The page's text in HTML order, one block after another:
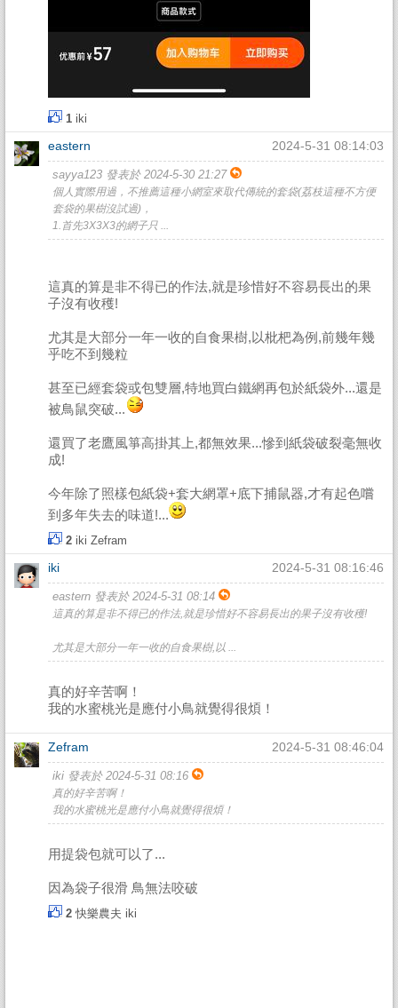
1 iki
eastern 2024-5-31 08:14:03
sayya123 發表於 2024-5-30 21:27
個人實際用過，不推薦這種小網室來取代傳統的套袋(荔枝這種不方便
套袋的果樹沒試過)，
1.首先3X3X3的網子只 ...
這真的算是非不得已的作法,就是珍惜好不容易長出的果
子沒有收穫!
尤其是大部分一年一收的自食果樹,以枇杷為例,前幾年幾
乎吃不到幾粒
甚至已經套袋或包雙層,特地買白鐵網再包於紙袋外...還是
被鳥鼠突破...
還買了老鷹風箏高掛其上,都無效果...慘到紙袋破裂毫無收
成!
今年除了照樣包紙袋+套大網罩+底下捕鼠器,才有起色嚐
到多年失去的味道!...
2 iki Zefram
iki 2024-5-31 08:16:46
eastern 發表於 2024-5-31 08:14
這真的算是非不得已的作法,就是珍惜好不容易長出的果子沒有收穫!
尤其是大部分一年一收的自食果樹,以 ...
真的好辛苦啊！
我的水蜜桃光是應付小鳥就覺得很煩！
Zefram 2024-5-31 08:46:04
iki 發表於 2024-5-31 08:16
真的好辛苦啊！
我的水蜜桃光是應付小鳥就覺得很煩！
用提袋包就可以了...
因為袋子很滑 鳥無法咬破
2 快樂農夫 iki